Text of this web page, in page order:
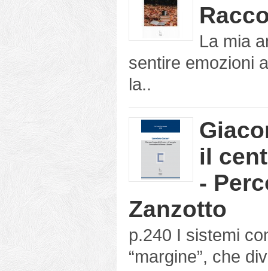
La mia
sentire emozioni
la..
il
-
Zanzotto
p.240 I sistemi
“margine”, che